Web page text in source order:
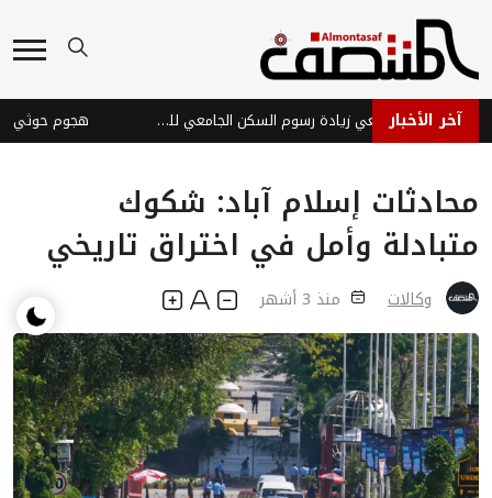
آخر الأخبار رئيس جامعة تعز يلغي زيادة رسوم السكن الجامعي للطالبات
محادثات إسلام آباد: شكوك
متبادلة وأمل في اختراق تاريخي
وكالات منذ 3 أشهر